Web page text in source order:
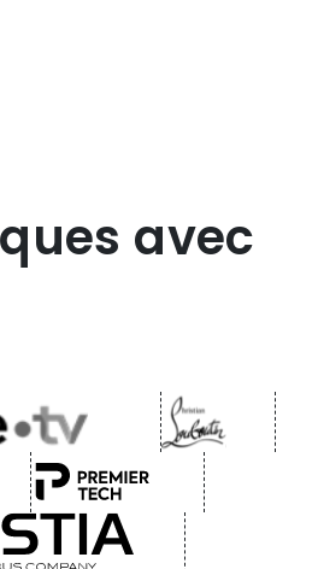
avec